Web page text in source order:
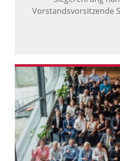
Vorstandsvorsitzende